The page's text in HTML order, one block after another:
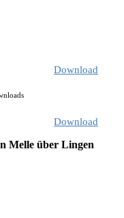
Download
Download
Melle über Lingen